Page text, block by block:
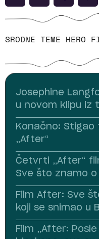
SRODNE TEME HERO
Josephine
u novom klipu iz
Konačno:
„After“
Četvrti „After“
Sve što znamo
Film After: Sve
koji se snimao u
Film „After: